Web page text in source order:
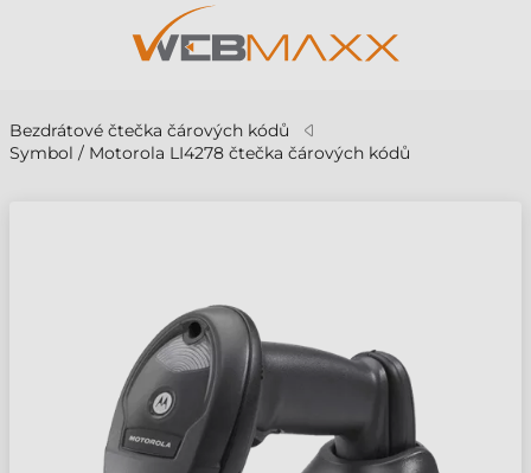
Bezdrátové čtečka čárových kódů
Symbol / Motorola LI4278 čtečka čárových kódů